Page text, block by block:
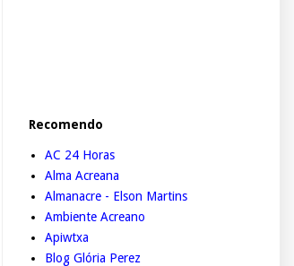
Recomendo
AC 24 Horas
Alma Acreana
Almanacre - Elson Martins
Ambiente Acreano
Apiwtxa
Blog Glória Perez